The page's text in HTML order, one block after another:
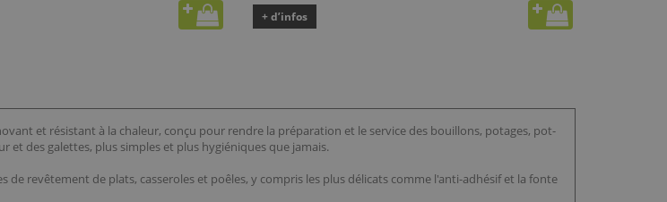
+ d’infos
et résistant à la chaleur, conçu pour rendre la préparation et le service des bouillons, potages, pot-
et des galettes, plus simples et plus hygiéniques que jamais.
revêtement de plats, casseroles et poêles, y compris les plus délicats comme l'anti-adhésif et la fonte